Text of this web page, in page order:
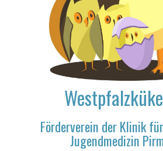
Förderverein der Klinik
Jugendmedizin